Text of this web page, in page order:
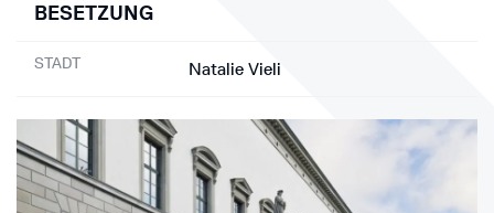
BESETZUNG
STADT Natalie Vieli